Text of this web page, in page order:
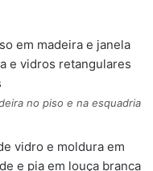
no piso e na esquadria